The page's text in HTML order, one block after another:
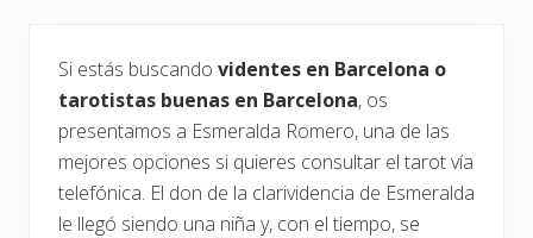
Si estás buscando videntes en Barcelona o
tarotistas buenas en Barcelona, os
presentamos a Esmeralda Romero, una de las
mejores opciones si quieres consultar el tarot vía
telefónica. El don de la clarividencia de Esmeralda
le llegó siendo una niña y, con el tiempo, se